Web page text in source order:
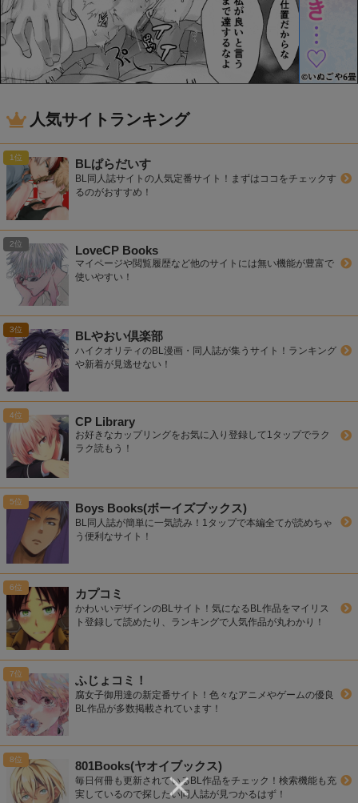
人気サイトランキング
BLぱらだいす
BL同人誌サイトの人気定番サイト！まずはココをチェックす
るのがおすすめ！
LoveCP Books
マイページや閲覧履歴など他のサイトには無い機能が豊富で
使いやすい！
BLやおい倶楽部
ハイクオリティのBL漫画・同人誌が集うサイト！ランキング
や新着が見逃せない！
CP Library
お好きなカップリングをお気に入り登録して1タップでラク
ラク読もう！
Boys Books(ボーイズブックス)
BL同人誌が簡単に一気読み！1タップで本編全てが読めちゃ
う便利なサイト！
カプコミ
かわいいデザインのBLサイト！気になるBL作品をマイリス
ト登録して読めたり、ランキングで人気作品が丸わかり！
ふじょコミ！
腐女子御用達の新定番サイト！色々なアニメやゲームの優良
BL作品が多数掲載されています！
801Books(ヤオイブックス)
毎日何冊も更新されているBL作品をチェック！検索機能も充
実しているので探したい同人誌が見つかるはず！